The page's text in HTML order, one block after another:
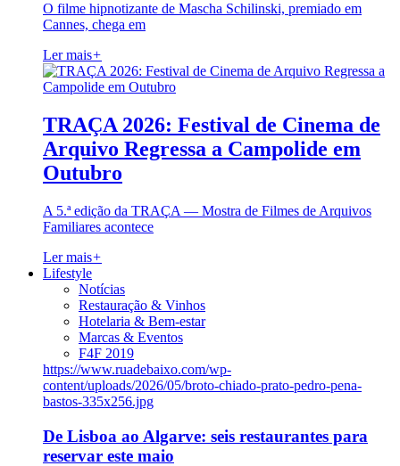
O filme hipnotizante de Mascha Schilinski, premiado em
Cannes, chega em
Ler mais+
TRAÇA 2026: Festival de Cinema de
Arquivo Regressa a Campolide em
Outubro
A 5.ª edição da TRAÇA — Mostra de Filmes de Arquivos
Familiares acontece
Ler mais+
Lifestyle
Notícias
Restauração & Vinhos
Hotelaria & Bem-estar
Marcas & Eventos
F4F 2019
https://www.ruadebaixo.com/wp-
content/uploads/2026/05/broto-chiado-prato-pedro-pena-
bastos-335x256.jpg
De Lisboa ao Algarve: seis restaurantes para
reservar este maio